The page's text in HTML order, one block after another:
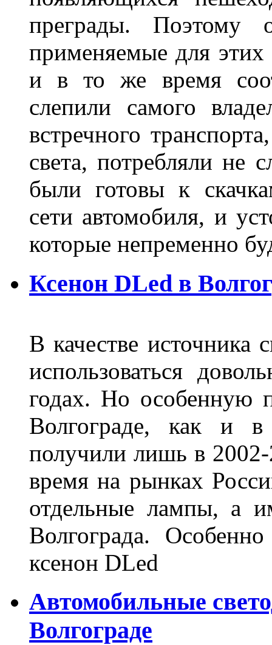
преграды. Поэтому
применяемые для
и в то же время
слепили самого
встречного
света, потребляли не
были готовы к
сети автомобиля, и
которые непременно
Ксенон DLed в
В качестве источника
использоваться
годах. Но особенную
Волгограде, как и
получили лишь в
время на рынках
отдельные лампы, а
Волгограда.
ксенон DLed
Автомобильные
Волгограде